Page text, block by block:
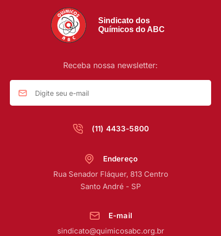
Sindicato dos
Químicos do ABC
(11) 4433-5800
Receba nossa newsletter:
Endereço
Rua Senador Fláquer, 813 Centro
Santo André - SP
E-mail
sindicato@quimicosabc.org.br